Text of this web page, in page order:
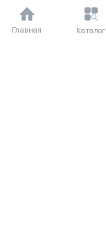
Главная Каталог